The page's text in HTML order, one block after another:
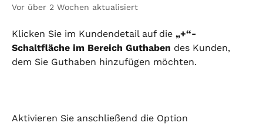
Vor über 2 Wochen aktualisiert
Klicken Sie im Kundendetail auf die „+“-
Schaltfläche im Bereich Guthaben des Kunden,
dem Sie Guthaben hinzufügen möchten.
Aktivieren Sie anschließend die Option